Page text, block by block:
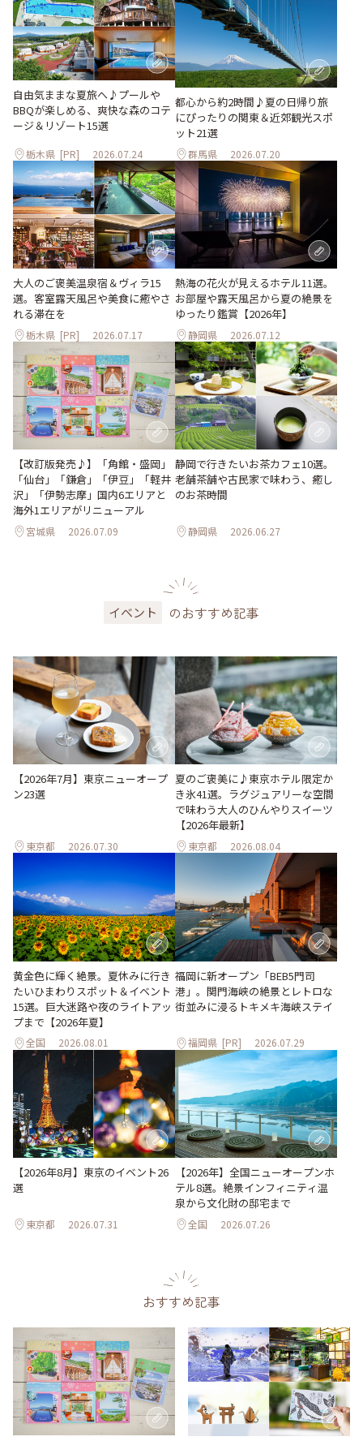
自由気ままな夏旅へ♪プールや
BBQが楽しめる、爽快な森のコテ
ージ＆リゾート15選
栃木県 [PR] 2026.07.24
都心から約2時間♪夏の日帰り旅
にぴったりの関東＆近郊観光スポ
ット21選
群馬県 2026.07.20
大人のご褒美温泉宿＆ヴィラ15
選。客室露天風呂や美食に癒やさ
れる滞在を
栃木県 [PR] 2026.07.17
熱海の花火が見えるホテル11選。
お部屋や露天風呂から夏の絶景を
ゆったり鑑賞【2026年】
静岡県 2026.07.12
【改訂版発売♪】「角館・盛岡」
「仙台」「鎌倉」「伊豆」「軽井
沢」「伊勢志摩」国内6エリアと
海外1エリアがリニューアル
宮城県 2026.07.09
静岡で行きたいお茶カフェ10選。
老舗茶舗や古民家で味わう、癒し
のお茶時間
静岡県 2026.06.27
イベント のおすすめ記事
【2026年7月】東京ニューオープ
ン23選
東京都 2026.07.30
夏のご褒美に♪東京ホテル限定か
き氷41選。ラグジュアリーな空間
で味わう大人のひんやりスイーツ
【2026年最新】
東京都 2026.08.04
黄金色に輝く絶景。夏休みに行き
たいひまわりスポット＆イベント
15選。巨大迷路や夜のライトアッ
プまで【2026年夏】
全国 2026.08.01
福岡に新オープン「BEB5門司
港」。関門海峡の絶景とレトロな
街並みに浸るトキメキ海峡ステイ
福岡県 [PR] 2026.07.29
【2026年8月】東京のイベント26
選
東京都 2026.07.31
【2026年】全国ニューオープンホ
テル8選。絶景インフィニティ温
泉から文化財の邸宅まで
全国 2026.07.26
おすすめ記事